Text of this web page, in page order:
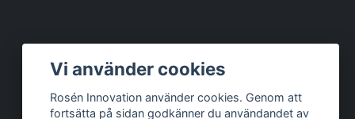
Vi använder cookies
Rosén Innovation använder cookies. Genom att
fortsätta på sidan godkänner du användandet av